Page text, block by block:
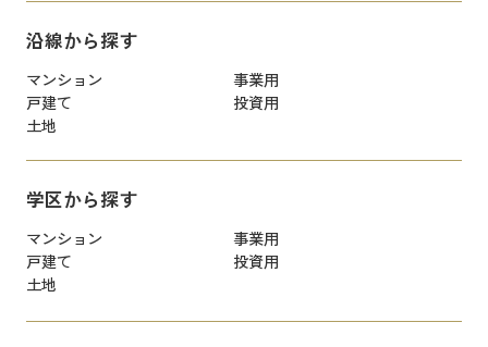
沿線から探す
マンション
事業用
戸建て
投資用
土地
学区から探す
マンション
事業用
戸建て
投資用
土地